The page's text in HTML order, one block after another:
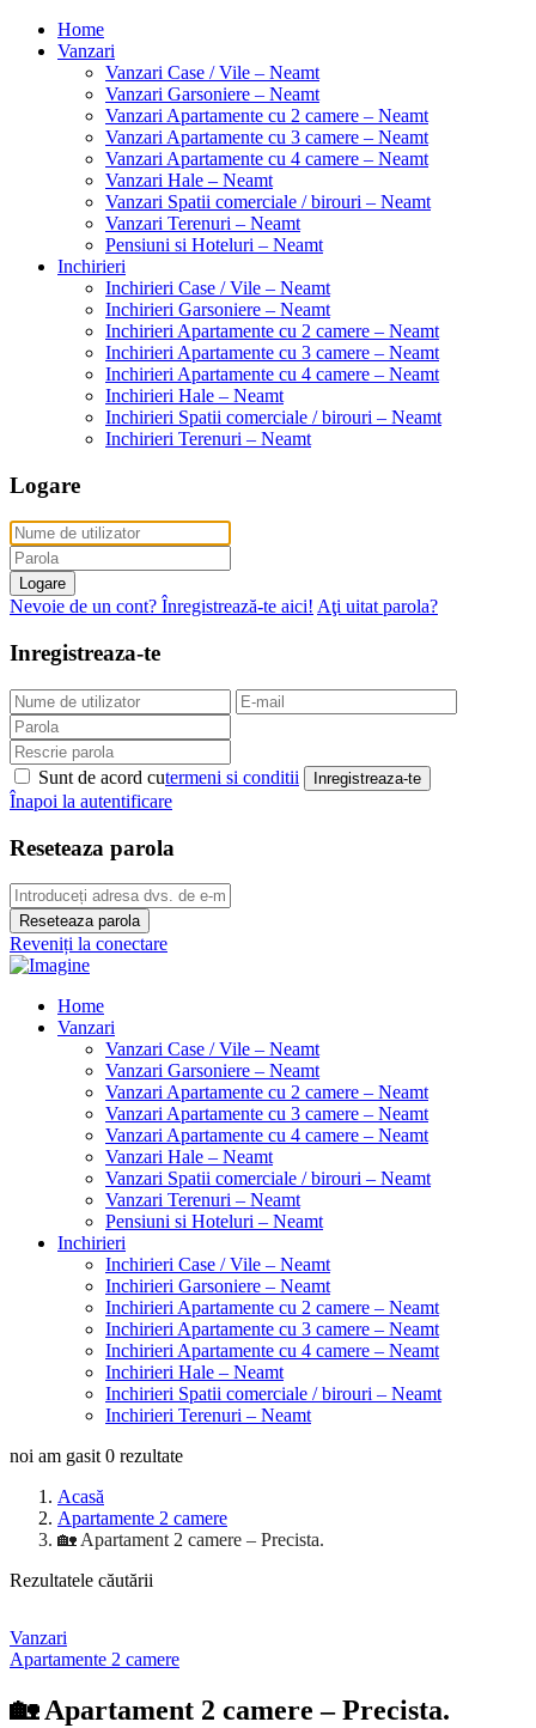
Home
Vanzari
Vanzari Case / Vile – Neamt
Vanzari Garsoniere – Neamt
Vanzari Apartamente cu 2 camere – Neamt
Vanzari Apartamente cu 3 camere – Neamt
Vanzari Apartamente cu 4 camere – Neamt
Vanzari Hale – Neamt
Vanzari Spatii comerciale / birouri – Neamt
Vanzari Terenuri – Neamt
Pensiuni si Hoteluri – Neamt
Inchirieri
Inchirieri Case / Vile – Neamt
Inchirieri Garsoniere – Neamt
Inchirieri Apartamente cu 2 camere – Neamt
Inchirieri Apartamente cu 3 camere – Neamt
Inchirieri Apartamente cu 4 camere – Neamt
Inchirieri Hale – Neamt
Inchirieri Spatii comerciale / birouri – Neamt
Inchirieri Terenuri – Neamt
Logare
Logare
Nevoie de un cont? Înregistrează-te aici! Aţi uitat parola?
Inregistreaza-te
Sunt de acord cutermeni si conditii Inregistreaza-te
Înapoi la autentificare
Reseteaza parola
Reseteaza parola
Reveniți la conectare
Home
Vanzari
Vanzari Case / Vile – Neamt
Vanzari Garsoniere – Neamt
Vanzari Apartamente cu 2 camere – Neamt
Vanzari Apartamente cu 3 camere – Neamt
Vanzari Apartamente cu 4 camere – Neamt
Vanzari Hale – Neamt
Vanzari Spatii comerciale / birouri – Neamt
Vanzari Terenuri – Neamt
Pensiuni si Hoteluri – Neamt
Inchirieri
Inchirieri Case / Vile – Neamt
Inchirieri Garsoniere – Neamt
Inchirieri Apartamente cu 2 camere – Neamt
Inchirieri Apartamente cu 3 camere – Neamt
Inchirieri Apartamente cu 4 camere – Neamt
Inchirieri Hale – Neamt
Inchirieri Spatii comerciale / birouri – Neamt
Inchirieri Terenuri – Neamt
noi am gasit 0 rezultate
Acasă
Apartamente 2 camere
🏡 Apartament 2 camere – Precista.
Rezultatele căutării
Vanzari
Apartamente 2 camere
🏡 Apartament 2 camere – Precista.